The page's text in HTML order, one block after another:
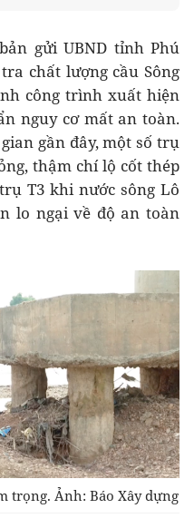
gửi UBND tỉnh Phú
chất lượng cầu Sông
công trình xuất hiện
nguy cơ mất an toàn.
gần đây, một số trụ
thậm chí lộ cốt thép
T3 khi nước sông Lô
lo ngại về độ an toàn
trọng. Ảnh: Báo Xây dựng